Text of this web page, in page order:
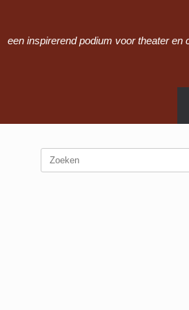
een inspirerend podium voor theater en
Zoeken